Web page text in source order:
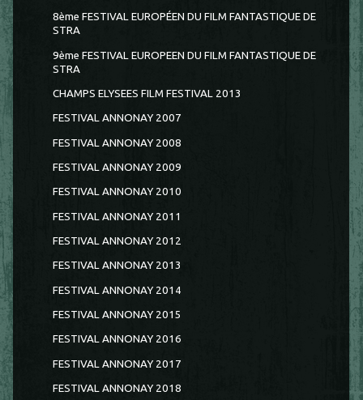
8ème FESTIVAL EUROPÉEN DU FILM FANTASTIQUE DE
STRA
9ème FESTIVAL EUROPEEN DU FILM FANTASTIQUE DE
STRA
CHAMPS ELYSEES FILM FESTIVAL 2013
FESTIVAL ANNONAY 2007
FESTIVAL ANNONAY 2008
FESTIVAL ANNONAY 2009
FESTIVAL ANNONAY 2010
FESTIVAL ANNONAY 2011
FESTIVAL ANNONAY 2012
FESTIVAL ANNONAY 2013
FESTIVAL ANNONAY 2014
FESTIVAL ANNONAY 2015
FESTIVAL ANNONAY 2016
FESTIVAL ANNONAY 2017
FESTIVAL ANNONAY 2018